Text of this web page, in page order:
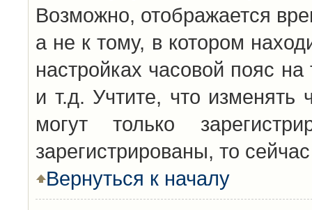
Возможно, отображается
а не к тому, в котором
настройках часовой пояс
и т.д. Учтите, что изменять
могут только
зарегистрированы, то
Вернуться к началу